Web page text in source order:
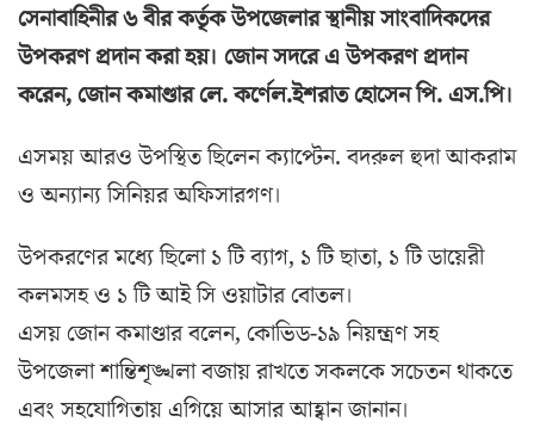
সেনাবাহিনীর ৬ বীর কর্তৃক উপজেলার স্থানীয় সাংবাদিকদের
উপকরণ প্রদান করা হয়। জোন সদরে এ উপকরণ প্রদান
করেন, জোন কমাণ্ডার লে. কর্ণেল.ইশরাত হোসেন পি. এস.পি।
এসময় আরও উপস্থিত ছিলেন ক্যাপ্টেন. বদরুল হুদা আকরাম
ও অন্যান্য সিনিয়র অফিসারগণ।
উপকরণের মধ্যে ছিলো ১ টি ব্যাগ, ১ টি ছাতা, ১ টি ডায়েরী
কলমসহ ও ১ টি আই সি ওয়াটার বোতল।
এসয় জোন কমাণ্ডার বলেন, কোভিড-১৯ নিয়ন্ত্রণ সহ
উপজেলা শান্তিশৃঙ্খলা বজায় রাখতে সকলকে সচেতন থাকতে
এবং সহযোগিতায় এগিয়ে আসার আহ্বান জানান।